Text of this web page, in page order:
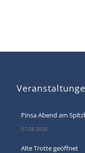
Pinsa Abend am
07.08.2026
Alte Trotte geöffnet